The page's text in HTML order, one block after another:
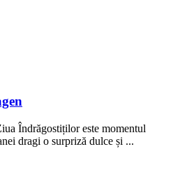
Îndrăgostiților este momentul
dragi o surpriză dulce și ...